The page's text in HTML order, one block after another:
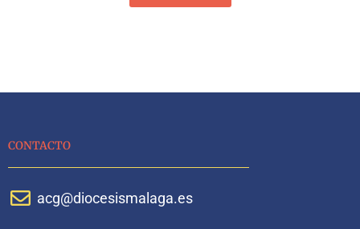
CONTACTO
acg@diocesismalaga.es